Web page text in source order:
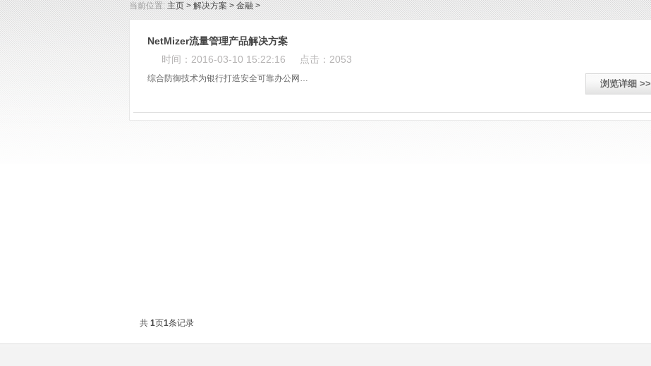
当前位置: 主页>解决方案>金融>
NetMizer流量管理产品解决方案
时间：2016-03-10 15:22:16 点击：2053
综合防御技术为银行打造安全可靠办公网… 浏览详细 >>
共 1页1条记录